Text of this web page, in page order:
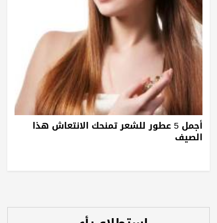
أجمل 5 عطور للشعر تمنحك الانتعاش هذا
الصيف